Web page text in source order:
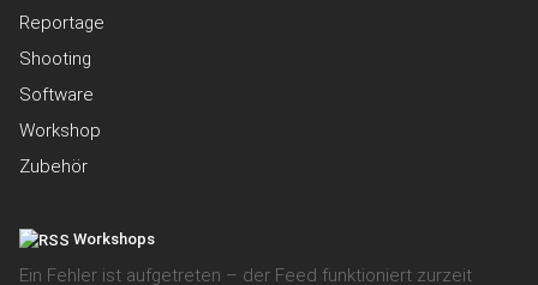
Reportage
Shooting
Software
Workshop
Zubehör
Workshops
Ein Fehler ist aufgetreten – der Feed funktioniert zurzeit